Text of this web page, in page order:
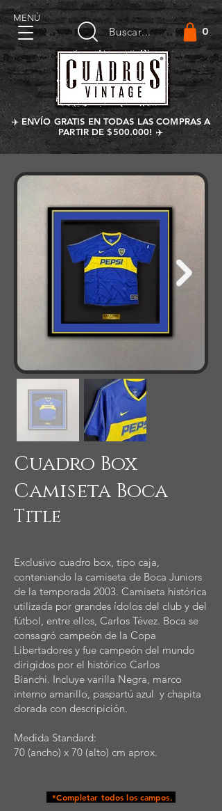
Buscar...
MENÚ
0
✈️ ENVÍO GRATIS EN TODAS LAS COMPRAS A
PARTIR DE $500.000! ✈️
Cuadro Box
Camiseta Boca
Title
Exclusivo cuadro box, tipo caja,
conteniendo la camiseta de Boca Juniors
de la temporada 2003. Camiseta histórica
utilizada por grandes ídolos del club y del
fútbol, entre ellos, Carlos Tévez. Boca se
consagró campeón de la Copa
Libertadores y fue campeón del mundo
dirigidos por el histórico Carlos
Bianchi. Incluye varilla Negra, marco
interno amarillo, paspartú azul y chapita
dorada con descripición.
Medida Standard:
70 (ancho) x 70 (alto) cm aprox.
*Completar todos los campos.